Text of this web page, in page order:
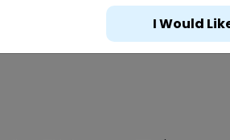
I Would